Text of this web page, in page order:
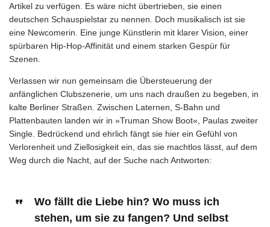
Artikel zu verfügen. Es wäre nicht übertrieben, sie einen
deutschen Schauspielstar zu nennen. Doch musikalisch ist sie
eine Newcomerin. Eine junge Künstlerin mit klarer Vision, einer
spürbaren Hip-Hop-Affinität und einem starken Gespür für
Szenen.
Verlassen wir nun gemeinsam die Übersteuerung der
anfänglichen Clubszenerie, um uns nach draußen zu begeben, in
kalte Berliner Straßen. Zwischen Laternen, S-Bahn und
Plattenbauten landen wir in »Truman Show Boot«, Paulas zweiter
Single. Bedrückend und ehrlich fängt sie hier ein Gefühl von
Verlorenheit und Ziellosigkeit ein, das sie machtlos lässt, auf dem
Weg durch die Nacht, auf der Suche nach Antworten:
Wo fällt die Liebe hin? Wo muss ich
stehen, um sie zu fangen? Und selbst